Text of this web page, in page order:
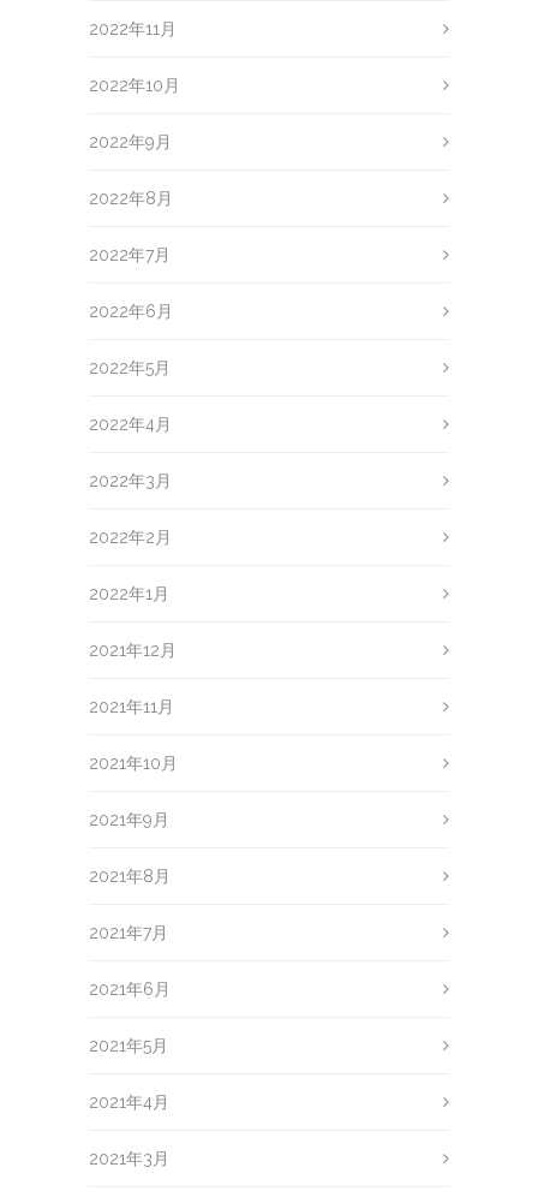
2022年11月
2022年10月
2022年9月
2022年8月
2022年7月
2022年6月
2022年5月
2022年4月
2022年3月
2022年2月
2022年1月
2021年12月
2021年11月
2021年10月
2021年9月
2021年8月
2021年7月
2021年6月
2021年5月
2021年4月
2021年3月